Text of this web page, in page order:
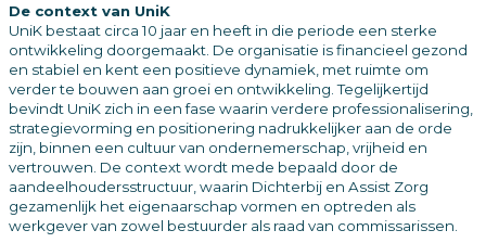
De context van UniK
UniK bestaat circa 10 jaar en heeft in die periode een sterke
ontwikkeling doorgemaakt. De organisatie is financieel gezond
en stabiel en kent een positieve dynamiek, met ruimte om
verder te bouwen aan groei en ontwikkeling. Tegelijkertijd
bevindt UniK zich in een fase waarin verdere professionalisering,
strategievorming en positionering nadrukkelijker aan de orde
zijn, binnen een cultuur van ondernemerschap, vrijheid en
vertrouwen. De context wordt mede bepaald door de
aandeelhoudersstructuur, waarin Dichterbij en Assist Zorg
gezamenlijk het eigenaarschap vormen en optreden als
werkgever van zowel bestuurder als raad van commissarissen.